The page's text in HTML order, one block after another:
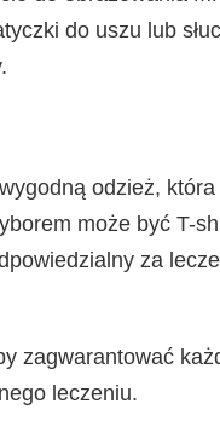
do uszu lub
odzież,
może być T-
za
zagwarantować
leczeniu.